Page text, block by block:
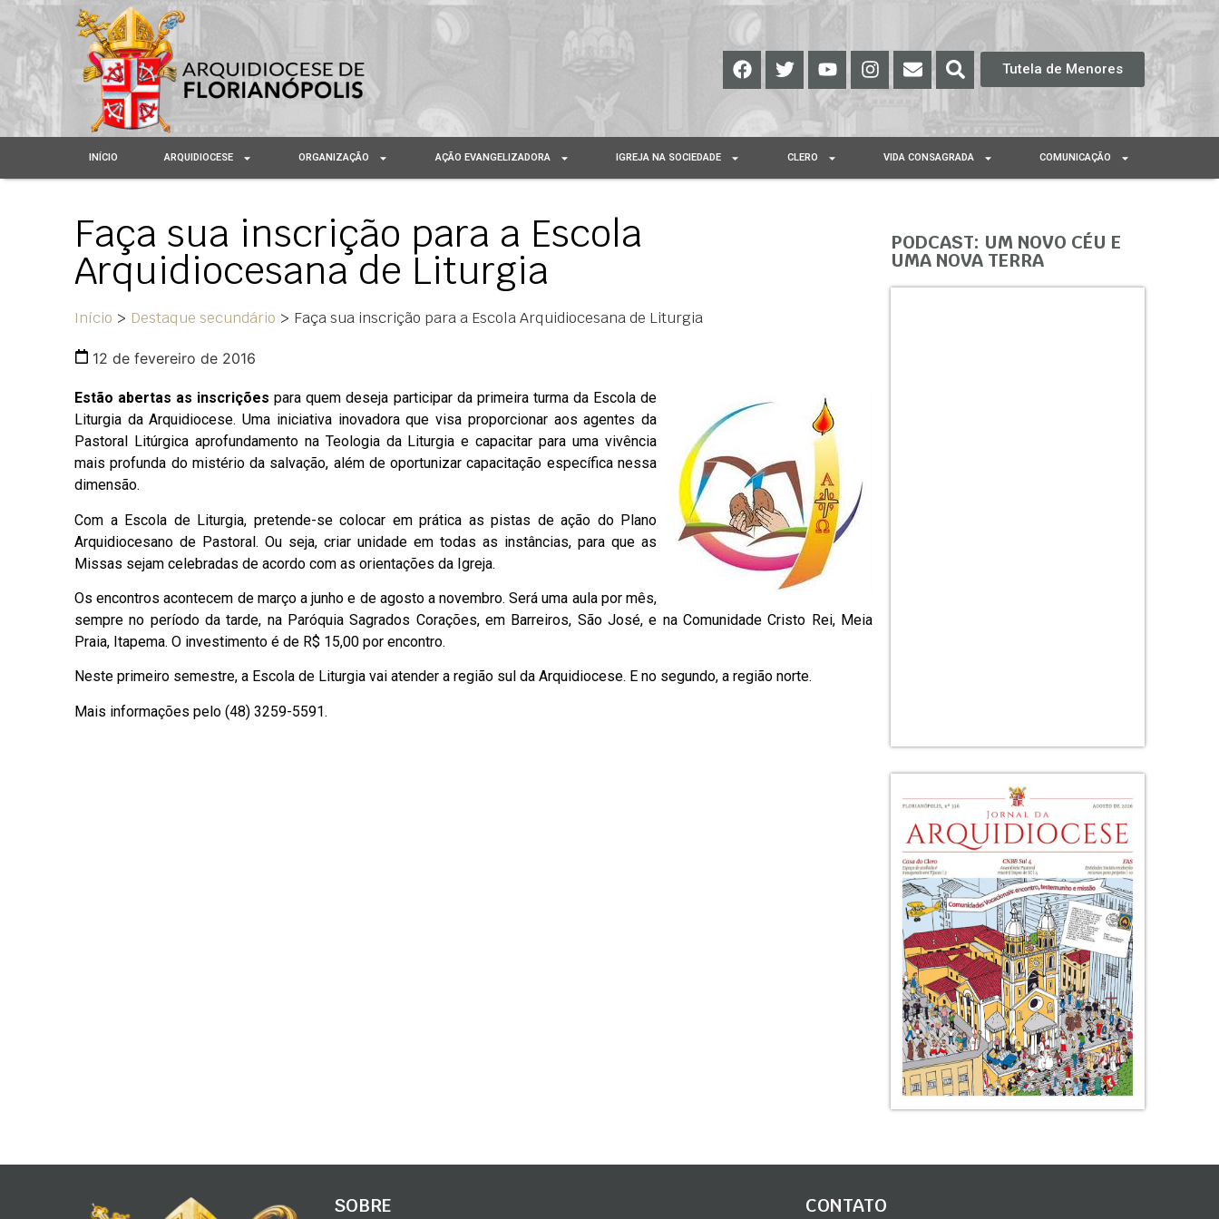
Tutela de Menores
INÍCIO ARQUIDIOCESE ORGANIZAÇÃO AÇÃO EVANGELIZADORA IGREJA NA SOCIEDADE CLERO VIDA CONSAGRADA COMUNICAÇÃO
Faça sua inscrição para a Escola
Arquidiocesana de Liturgia
Início > Destaque secundário > Faça sua inscrição para a Escola Arquidiocesana de Liturgia
12 de fevereiro de 2016
Estão abertas as inscrições para quem deseja participar da primeira turma da Escola de
Liturgia da Arquidiocese. Uma iniciativa inovadora que visa proporcionar aos agentes da
Pastoral Litúrgica aprofundamento na Teologia da Liturgia e capacitar para uma vivência
mais profunda do mistério da salvação, além de oportunizar capacitação específica nessa
dimensão.
Com a Escola de Liturgia, pretende-se colocar em prática as pistas de ação do Plano
Arquidiocesano de Pastoral. Ou seja, criar unidade em todas as instâncias, para que as
Missas sejam celebradas de acordo com as orientações da Igreja.
Os encontros acontecem de março a junho e de agosto a novembro. Será uma aula por mês,
sempre no período da tarde, na Paróquia Sagrados Corações, em Barreiros, São José, e na Comunidade Cristo Rei, Meia
Praia, Itapema. O investimento é de R$ 15,00 por encontro.
Neste primeiro semestre, a Escola de Liturgia vai atender a região sul da Arquidiocese. E no segundo, a região norte.
Mais informações pelo (48) 3259-5591.
PODCAST: UM NOVO CÉU E
UMA NOVA TERRA
SOBRE CONTATO